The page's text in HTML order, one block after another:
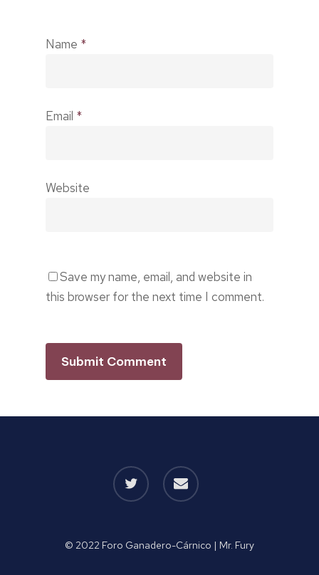
Name *
Email *
Website
Save my name, email, and website in
this browser for the next time I comment.
twitter email
© 2022 Foro Ganadero-Cárnico | Mr. Fury